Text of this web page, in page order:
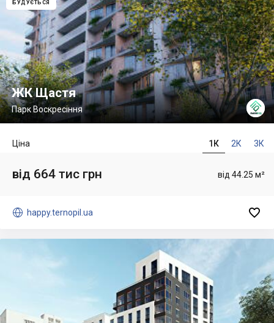
БУДУЄТЬСЯ
ЖК Щастя
Парк Воскресіння
1К 2К 3К
Ціна
від 44.25 м²
від 664 тис грн
 happy.ternopil.ua 